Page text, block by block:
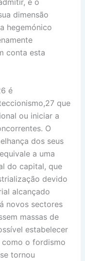
é o
dimensão
hegemónico
conta esta
é
que
ou iniciar a
O
dos seus
a uma
do capital, que
devido
alcançado
novos sectores
massas de
estabelecer
como o fordismo
tornou